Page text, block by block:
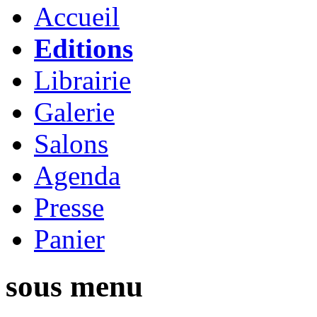
Accueil
Editions
Librairie
Galerie
Salons
Agenda
Presse
Panier
sous menu